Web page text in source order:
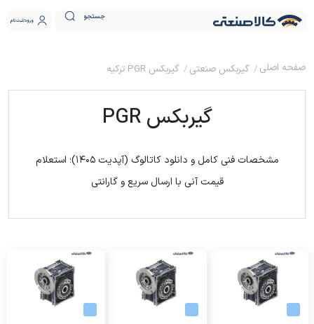
جستجو ورود ثبت نام
گیربکس صنعتی گیربکس PGR ترکیه
گیربکس PGR
مشخصات فنی کامل و دانلود کاتالوگ (آپدیت ۱۴۰۵)؛ استعلام
قیمت آنی با ارسال سریع و گارانتی